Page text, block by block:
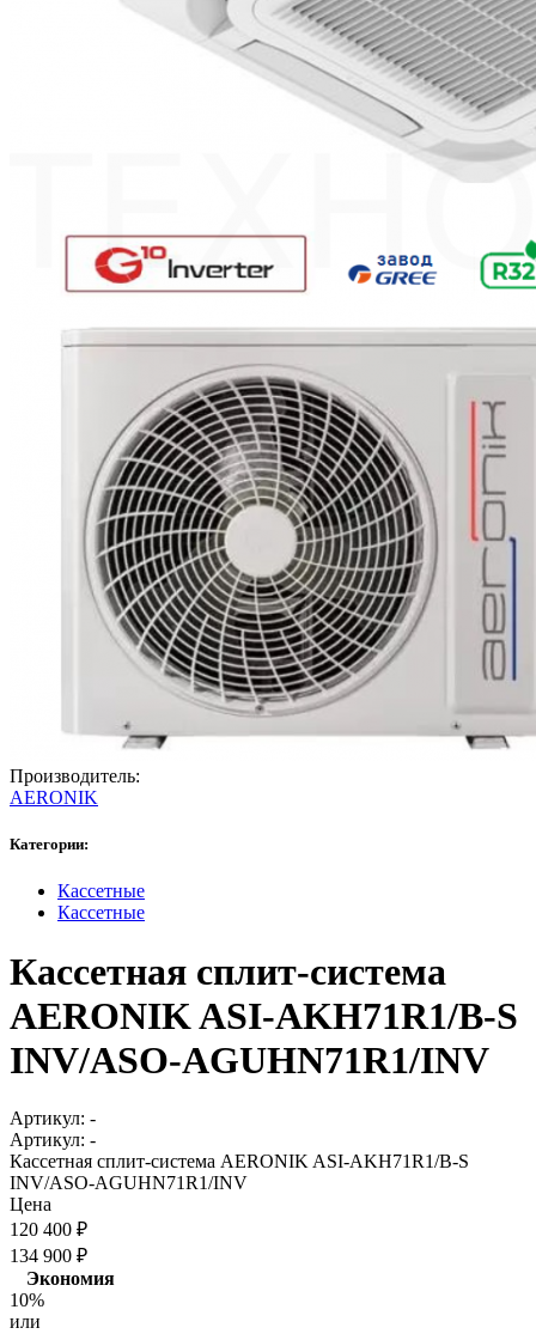
Производитель:
AERONIK
Категории:
Кассетные
Кассетные
Кассетная сплит-система
AERONIK ASI-AKH71R1/B-S
INV/ASO-AGUHN71R1/INV
Артикул: -
Артикул: -
Кассетная сплит-система AERONIK ASI-AKH71R1/B-S
INV/ASO-AGUHN71R1/INV
Цена
120 400 ₽
134 900 ₽
Экономия
10%
или